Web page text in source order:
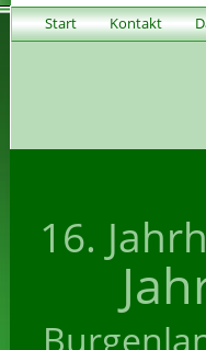
Start Kontakt
16.